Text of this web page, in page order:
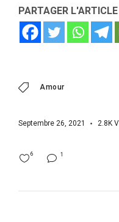
PARTAGER
Amour
Septembre 26, 2021 2.8K
1
6